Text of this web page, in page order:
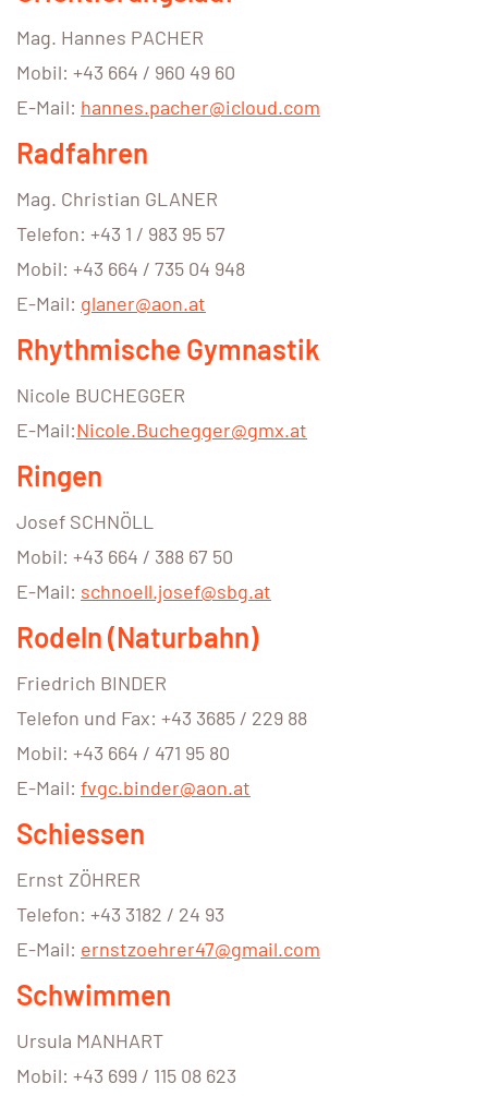
Mag. Hannes PACHER
Mobil: +43 664 / 960 49 60
E-Mail: hannes.pacher@icloud.com
Radfahren
Mag. Christian GLANER
Telefon: +43 1 / 983 95 57
Mobil: +43 664 / 735 04 948
E-Mail: glaner@aon.at
Rhythmische Gymnastik
Nicole BUCHEGGER
E-Mail:Nicole.Buchegger@gmx.at
Ringen
Josef SCHNÖLL
Mobil: +43 664 / 388 67 50
E-Mail: schnoell.josef@sbg.at
Rodeln (Naturbahn)
Friedrich BINDER
Telefon und Fax: +43 3685 / 229 88
Mobil: +43 664 / 471 95 80
E-Mail: fvgc.binder@aon.at
Schiessen
Ernst ZÖHRER
Telefon: +43 3182 / 24 93
E-Mail: ernstzoehrer47@gmail.com
Schwimmen
Ursula MANHART
Mobil: +43 699 / 115 08 623